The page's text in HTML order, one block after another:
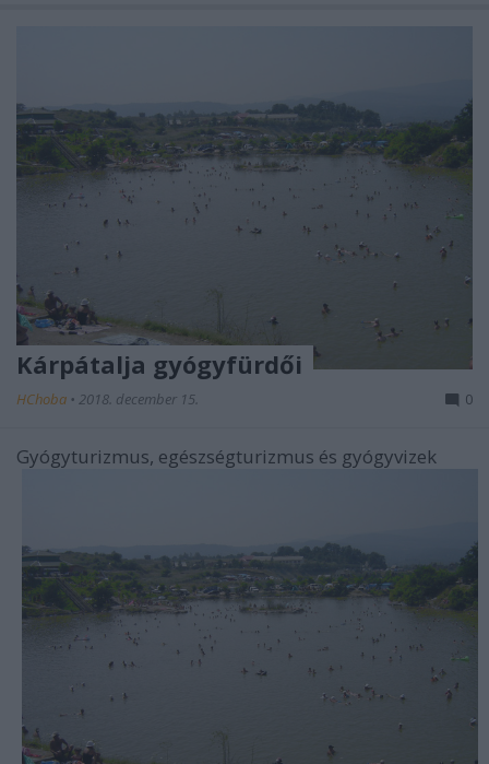
Kárpátalja gyógyfürdői
HChoba • 2018. december 15. 0
Gyógyturizmus, egészségturizmus és gyógyvizek